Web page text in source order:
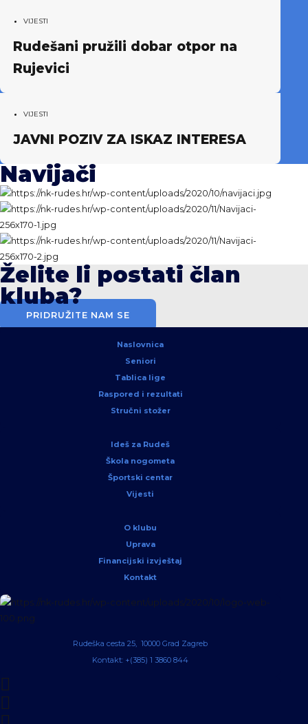
VIJESTI
Rudešani pružili dobar otpor na
Rujevici
VIJESTI
JAVNI POZIV ZA ISKAZ INTERESA
Navijači
Želite li postati član
kluba?
PRIDRUŽITE NAM SE
Naslovnica
Seniori
Tablica lige
Raspored i rezultati
Stručni stožer
Ideš za Rudeš
Škola nogometa
Športski centar
Vijesti
O klubu
Uprava
Financijski izvještaj
Kontakt
Rudeška cesta 25, 10000 Grad Zagreb
Kontakt: +(385) 1 3860 844